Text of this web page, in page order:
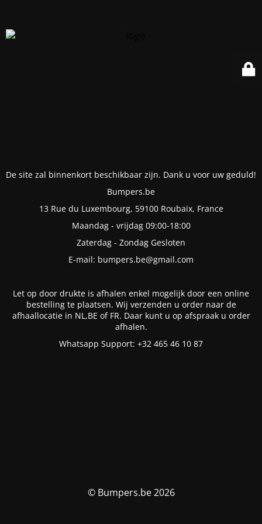
De site zal binnenkort beschikbaar zijn. Dank u voor uw geduld!
Bumpers.be
13 Rue du Luxembourg, 59100 Roubaix, France
Maandag - vrijdag 09:00-18:00
Zaterdag - Zondag Gesloten
E-mail: bumpers.be@gmail.com
Let op door drukte is afhalen enkel mogelijk door een online
bestelling te plaatsen. Wij verzenden u order naar de
afhaallocatie in NL,BE of FR. Daar kunt u op afspraak u order
afhalen.
Whatsapp Support: +32 465 46 10 87
© Bumpers.be 2026